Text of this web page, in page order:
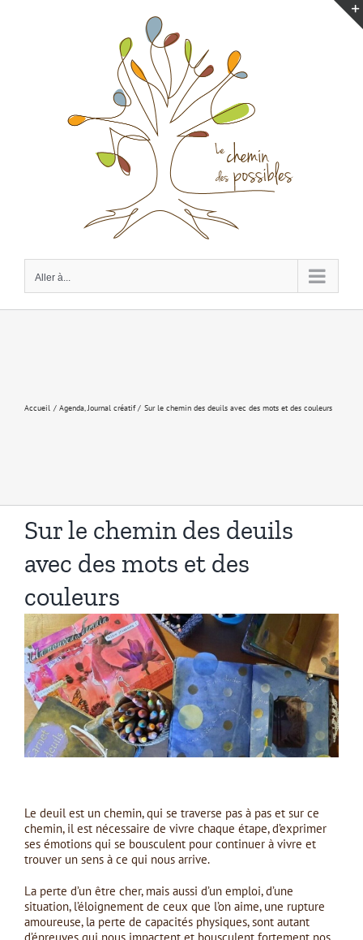
Aller à...
Accueil Agenda Journal créatif Sur le chemin des deuils avec des mots et des couleurs
Sur le chemin des deuils
avec des mots et des
couleurs
Le deuil est un chemin, qui se traverse pas à pas et sur ce
chemin, il est nécessaire de vivre chaque étape, d’exprimer
ses émotions qui se bousculent pour continuer à vivre et
trouver un sens à ce qui nous arrive.
La perte d’un être cher, mais aussi d’un emploi, d’une
situation, l’éloignement de ceux que l’on aime, une rupture
amoureuse, la perte de capacités physiques, sont autant